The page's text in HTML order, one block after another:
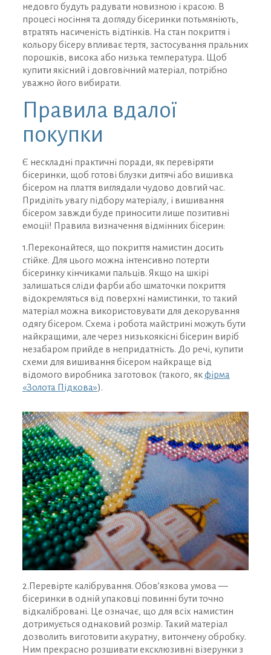
недовго будуть радувати новизною і красою. В
процесі носіння та догляду бісеринки потьмяніють,
втратять насиченість відтінків. На стан покриття і
кольору бісеру впливає тертя, застосування пральних
порошків, висока або низька температура. Щоб
купити якісний і довговічний матеріал, потрібно
уважно його вибирати.
Правила вдалої
покупки
Є нескладні практичні поради, як перевіряти
бісеринки, щоб готові блузки дитячі або вишивка
бісером на плаття виглядали чудово довгий час.
Приділіть увагу підбору матеріалу, і вишивання
бісером завжди буде приносити лише позитивні
емоції! Правила визначення відмінних бісерин:
1.Переконайтеся, що покриття намистин досить
стійке. Для цього можна інтенсивно потерти
бісеринку кінчиками пальців. Якщо на шкірі
залишаться сліди фарби або шматочки покриття
відокремляться від поверхні намистинки, то такий
матеріал можна використовувати для декорування
одягу бісером. Схема і робота майстрині можуть бути
найкращими, але через низькоякісні бісерин виріб
незабаром прийде в непридатність. До речі, купити
схеми для вишивання бісером найкраще від
відомого виробника заготовок (такого, якфірма
«Золота Підкова»).
2.Перевірте калібрування. Обов’язкова умова —
бісеринки в одній упаковці повинні бути точно
відкалібровані. Це означає, що для всіх намистин
дотримується однаковий розмір. Такий матеріал
дозволить виготовити акуратну, витончену обробку.
Ним прекрасно розшивати ексклюзивні візерунки з